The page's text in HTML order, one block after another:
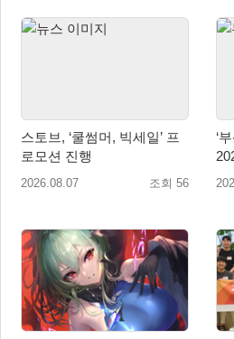
스토브, ‘쿨썸머, 빅세일’ 프
로모션 진행
2026.08.07 조회 56
‘